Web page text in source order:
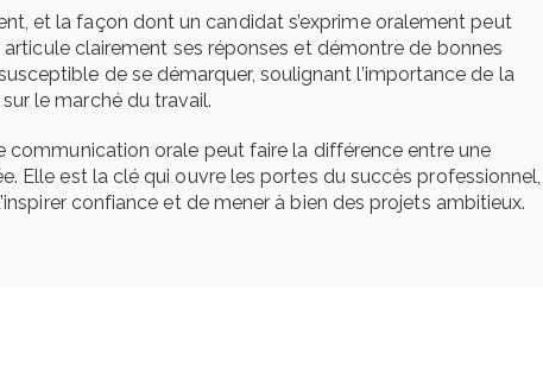
et la façon dont un candidat s’exprime oralement peut
clairement ses réponses et démontre de bonnes
de se démarquer, soulignant l’importance de la
le marché du travail.
communication orale peut faire la différence entre une
Elle est la clé qui ouvre les portes du succès
confiance et de mener à bien des projets ambitieux.